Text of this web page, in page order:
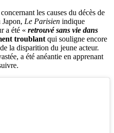
les causes du décès de
Le Parisien indique
a été « retrouvé sans vie dans
troublant qui souligne encore
de la disparition du jeune acteur.
a été anéantie en apprenant